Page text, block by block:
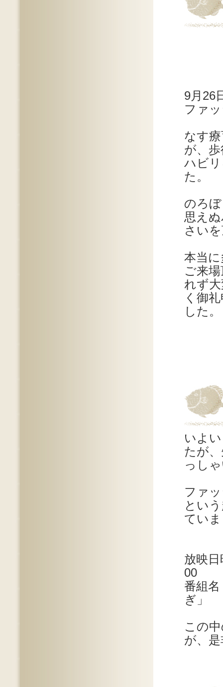
9月26
ファ
なす
が、
ハビ
た。
のろ
思え
さい
本当
ご来
れず
く御
した。
いよ
たが
っし
ファ
とい
てい
放映
00
番組
ぎ」
この
が、